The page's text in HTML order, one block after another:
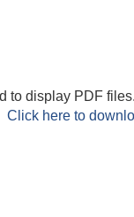
to display PDF files.
Click here to